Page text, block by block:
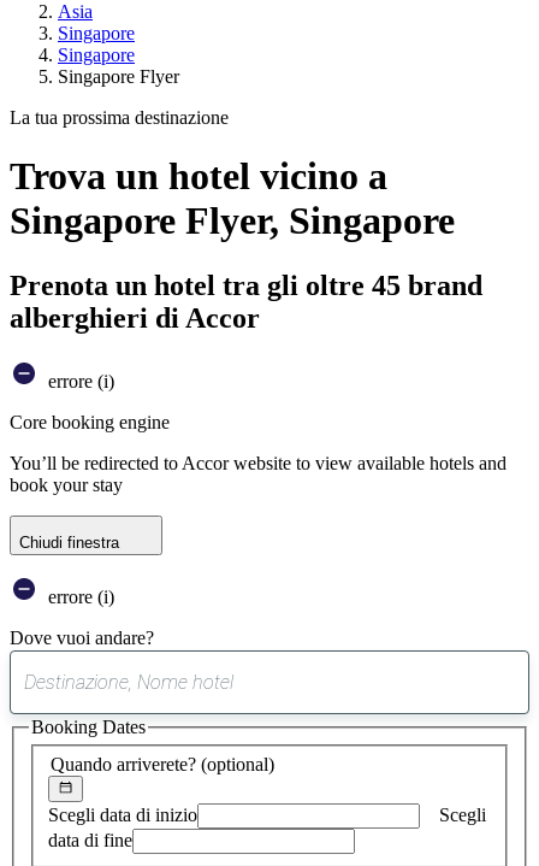
Asia
Singapore
Singapore
Singapore Flyer
La tua prossima destinazione
Trova un hotel vicino a
Singapore Flyer, Singapore
Prenota un hotel tra gli oltre 45 brand
alberghieri di Accor
errore (i)
Core booking engine
You’ll be redirected to Accor website to view available hotels and
book your stay
Chiudi finestra
errore (i)
Dove vuoi andare?
suggerimento
trovato
Quando arriverete? (optional)
Scegli data di inizio
Scegli
data di fine
Booking Dates